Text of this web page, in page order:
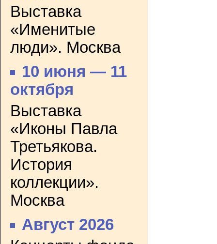
Выставка
«Именитые
люди». Москва
10 июня — 11
октября
Выставка
«Иконы Павла
Третьякова.
История
коллекции».
Москва
Август 2026